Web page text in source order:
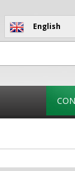
English